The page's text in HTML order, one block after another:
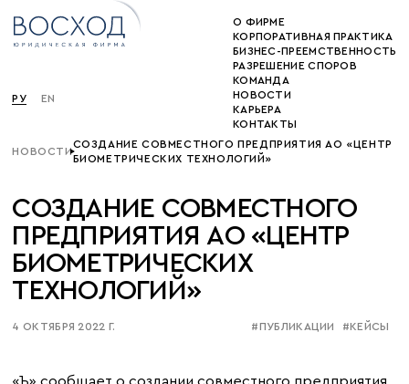
РУ EN
О ФИРМЕ
КОРПОРАТИВНАЯ ПРАКТИКА
БИЗНЕС-ПРЕЕМСТВЕННОСТЬ
РАЗРЕШЕНИЕ СПОРОВ
КОМАНДА
НОВОСТИ
КАРЬЕРА
КОНТАКТЫ
НОВОСТИ
СОЗДАНИЕ СОВМЕСТНОГО ПРЕДПРИЯТИЯ АО «ЦЕНТР
БИОМЕТРИЧЕСКИХ ТЕХНОЛОГИЙ»
СОЗДАНИЕ СОВМЕСТНОГО
ПРЕДПРИЯТИЯ АО «ЦЕНТР
БИОМЕТРИЧЕСКИХ
ТЕХНОЛОГИЙ»
4 ОКТЯБРЯ 2022 Г. #ПУБЛИКАЦИИ #КЕЙСЫ